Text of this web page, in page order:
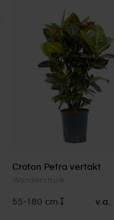
Croton Petra vertakt
Wonderstruik
55-180 cm v.a.